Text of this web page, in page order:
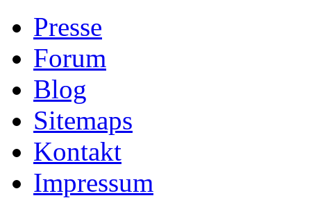
Presse
Forum
Blog
Sitemaps
Kontakt
Impressum